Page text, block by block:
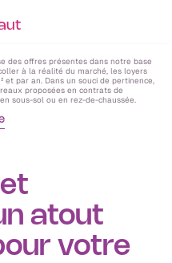
des offres présentes dans notre base
à la réalité du marché, les loyers
et par an. Dans un souci de pertinence,
proposées en contrats de
sous-sol ou en rez-de-chaussée.
atout
votre